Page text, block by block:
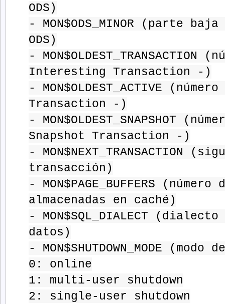
ODS)
- MON$ODS_MINOR (parte
ODS)
-
Interesting Transaction -)
- MON$OLDEST_ACTIVE
Transaction -)
- MON$OLDEST_SNAPSHOT
Snapshot Transaction -)
- MON$NEXT_TRANSACTION
transacción)
- MON$PAGE_BUFFERS
almacenadas en caché)
- MON$SQL_DIALECT
datos)
- MON$SHUTDOWN_MODE
0: online
1: multi-user shutdown
2: single-user shutdown